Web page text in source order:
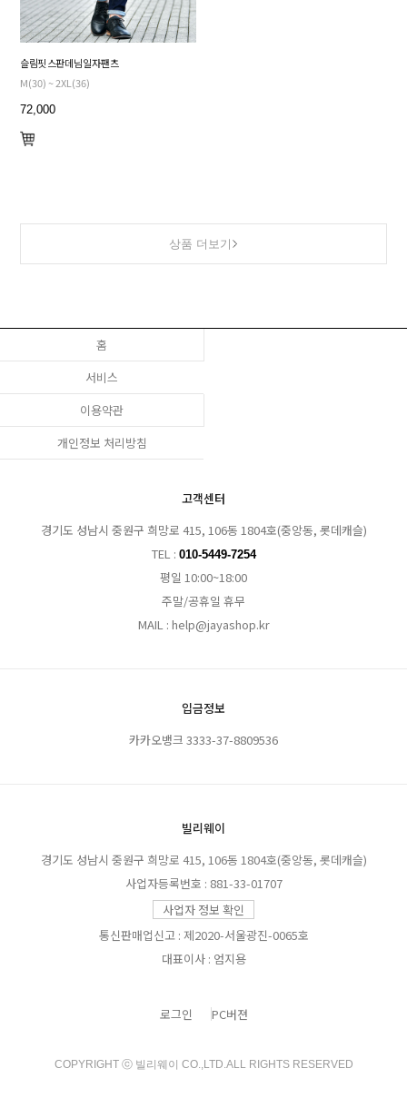
슬림핏 스판 데님 일자 팬츠
M(30) ~ 2XL(36)
72,000
상품 더보기
홈
서비스
이용약관
개인정보 처리방침
고객센터
경기도 성남시 중원구 희망로 415, 106동 1804호(중앙동, 롯데캐슬)
TEL : 010-5449-7254
평일 10:00~18:00
주말/공휴일 휴무
MAIL : help@jayashop.kr
입금정보
카카오뱅크 3333-37-8809536
빌리웨이
경기도 성남시 중원구 희망로 415, 106동 1804호(중앙동, 롯데캐슬)
사업자등록번호 : 881-33-01707
사업자 정보 확인
통신판매업신고 : 제2020-서울광진-0065호
대표이사 : 엄지용
로그인 PC버젼
COPYRIGHT ⓒ 빌리웨이 CO.,LTD.ALL RIGHTS RESERVED